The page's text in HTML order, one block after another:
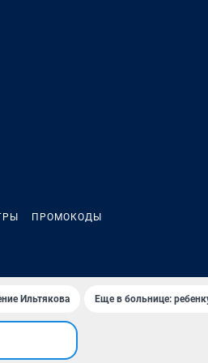
ПРОМОКОДЫ
Ильтякова Еще в больнице: